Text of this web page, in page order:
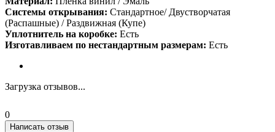
Системы открывания: Стандартное/ Двустворчатая
(Распашные) / Раздвижная (Купе)
Уплотнитель на коробке: Есть
Изготавливаем по нестандартным размерам: Есть
Загрузка отзывов...
0
Написать отзыв